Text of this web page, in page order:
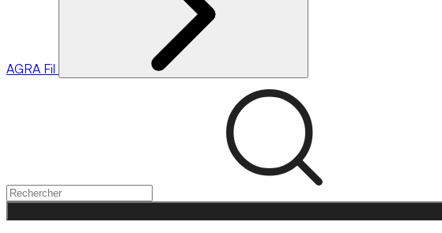
AGRA Fil